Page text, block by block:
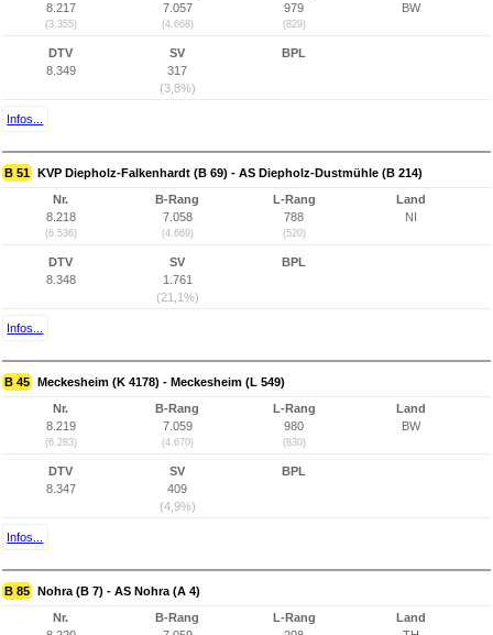
8.217
(3.355)
7.057
(4.668)
979
(829)
BW
DTV
8.349
SV
317
(3,8%)
BPL
Infos...
B 51 KVP Diepholz-Falkenhardt (B 69) - AS Diepholz-Dustmühle (B 214)
Nr.
8.218
(6.536)
B-Rang
7.058
(4.669)
L-Rang
788
(520)
Land
NI
DTV
8.348
SV
1.761
(21,1%)
BPL
Infos...
B 45 Meckesheim (K 4178) - Meckesheim (L 549)
Nr.
8.219
(6.283)
B-Rang
7.059
(4.670)
L-Rang
980
(830)
Land
BW
DTV
8.347
SV
409
(4,9%)
BPL
Infos...
B 85 Nohra (B 7) - AS Nohra (A 4)
Nr.
B-Rang
L-Rang
Land